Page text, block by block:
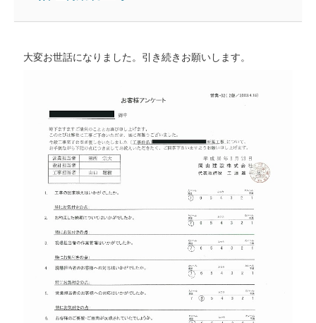
大変お世話になりました。引き続きお願いします。